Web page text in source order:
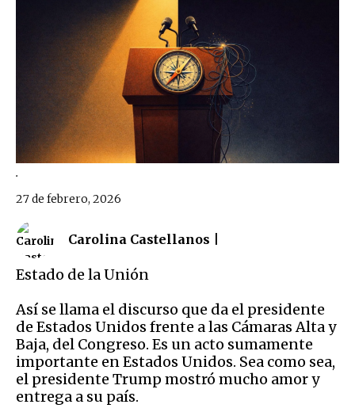
.
Carolina Castellanos |
27 de febrero, 2026
Estado de la Unión
Así se llama el discurso que da el presidente
de Estados Unidos frente a las Cámaras Alta y
Baja, del Congreso. Es un acto sumamente
importante en Estados Unidos. Sea como sea,
el presidente Trump mostró mucho amor y
entrega a su país.